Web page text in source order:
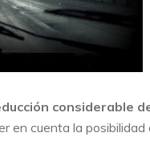
considerable
en cuenta la